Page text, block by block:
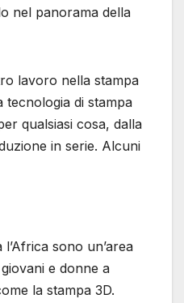
nel panorama della
lavoro nella stampa
tecnologia di stampa
qualsiasi cosa, dalla
in serie. Alcuni
sono un’area
e donne a
la stampa 3D.